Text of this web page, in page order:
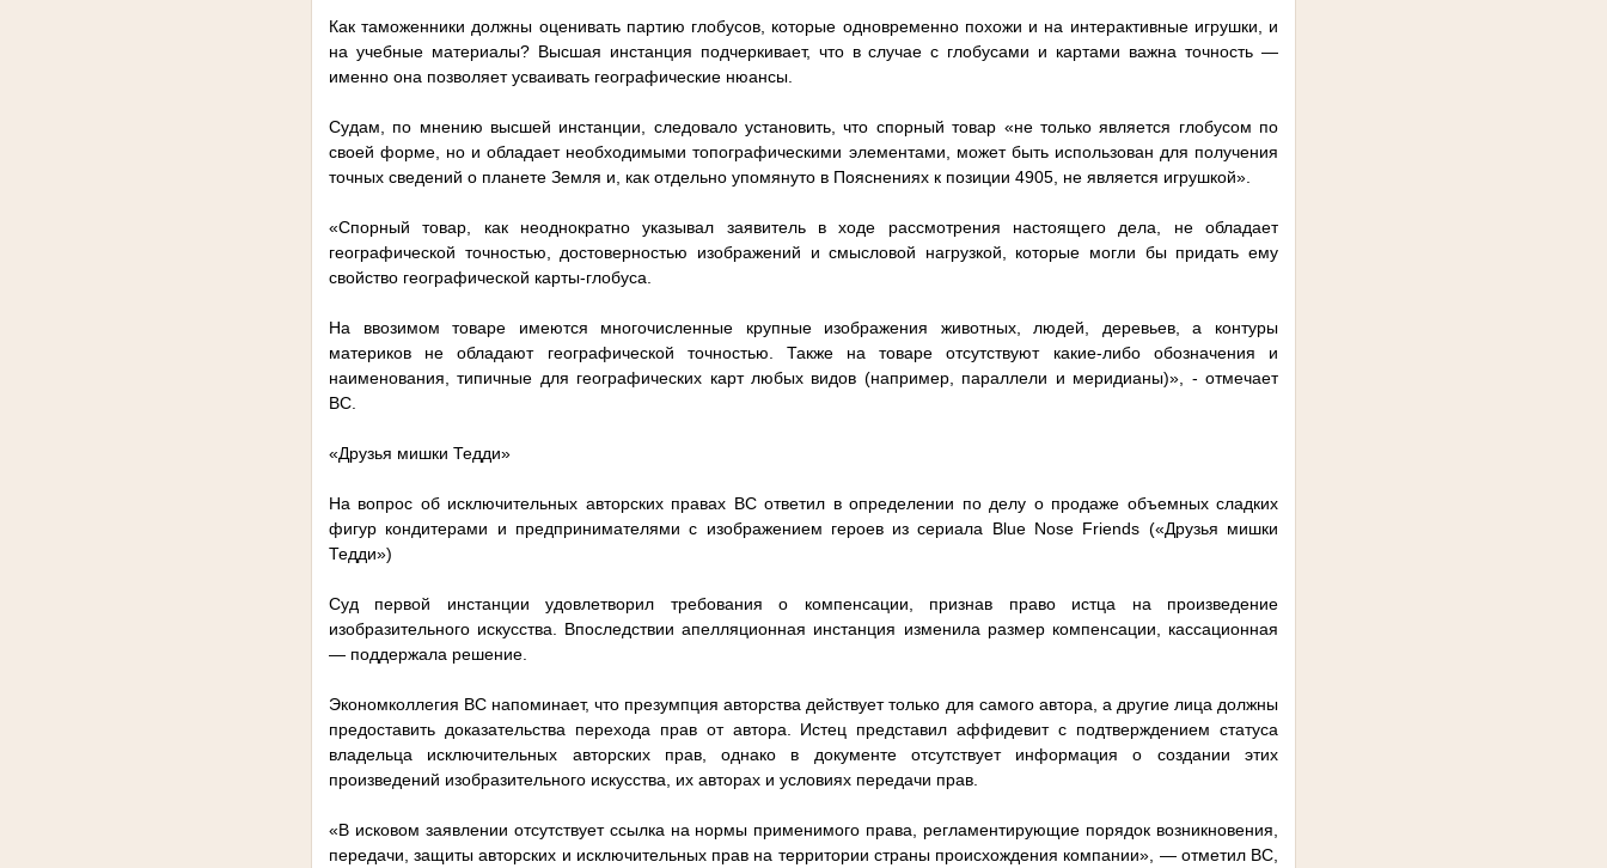
Как таможенники должны оценивать партию глобусов, которые одновременно похожи и на интерактивные игрушки, и
на учебные материалы? Высшая инстанция подчеркивает, что в случае с глобусами и картами важна точность —
именно она позволяет усваивать географические нюансы.
Судам, по мнению высшей инстанции, следовало установить, что спорный товар «не только является глобусом по
своей форме, но и обладает необходимыми топографическими элементами, может быть использован для получения
точных сведений о планете Земля и, как отдельно упомянуто в Пояснениях к позиции 4905, не является игрушкой».
«Спорный товар, как неоднократно указывал заявитель в ходе рассмотрения настоящего дела, не обладает
географической точностью, достоверностью изображений и смысловой нагрузкой, которые могли бы придать ему
свойство географической карты-глобуса.
На ввозимом товаре имеются многочисленные крупные изображения животных, людей, деревьев, а контуры
материков не обладают географической точностью. Также на товаре отсутствуют какие-либо обозначения и
наименования, типичные для географических карт любых видов (например, параллели и меридианы)», - отмечает
ВС.
«Друзья мишки Тедди»
На вопрос об исключительных авторских правах ВС ответил в определении по делу о продаже объемных сладких
фигур кондитерами и предпринимателями с изображением героев из сериала Blue Nose Friends («Друзья мишки
Тедди»)
Суд первой инстанции удовлетворил требования о компенсации, признав право истца на произведение
изобразительного искусства. Впоследствии апелляционная инстанция изменила размер компенсации, кассационная
— поддержала решение.
Экономколлегия ВС напоминает, что презумпция авторства действует только для самого автора, а другие лица должны
предоставить доказательства перехода прав от автора. Истец представил аффидевит с подтверждением статуса
владельца исключительных авторских прав, однако в документе отсутствует информация о создании этих
произведений изобразительного искусства, их авторах и условиях передачи прав.
«В исковом заявлении отсутствует ссылка на нормы применимого права, регламентирующие порядок возникновения,
передачи, защиты авторских и исключительных прав на территории страны происхождения компании», — отметил ВС,